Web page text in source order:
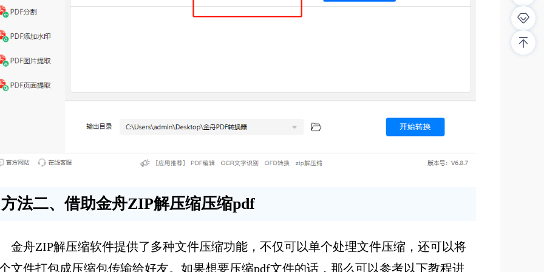
方法二、借助金舟ZIP解压缩压缩pdf
金舟ZIP解压缩软件提供了多种文件压缩功能，不仅可以单个处理文件压缩，还可以将
文件打包成压缩包传输给好友。如果想要压缩pdf文件的话，那么可以参考以下教程进